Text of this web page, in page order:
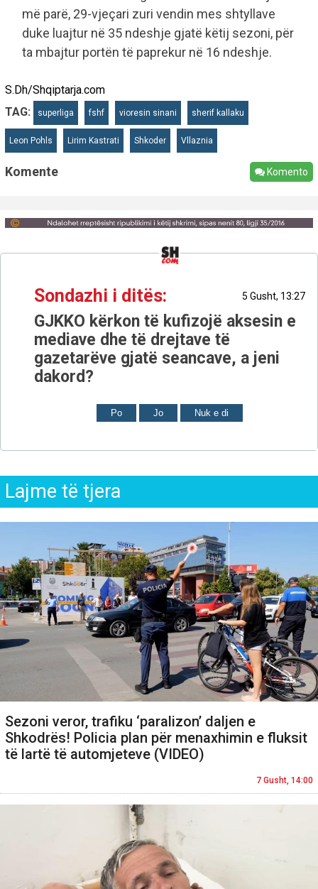
më parë, 29-vjeçari zuri vendin mes shtyllave
duke luajtur në 35 ndeshje gjatë këtij sezoni, për
ta mbajtur portën të paprekur në 16 ndeshje.
S.Dh/Shqiptarja.com
TAG:
superliga fshf vioresin sinani sherif kallaku
Leon Pohls Lirim Kastrati Shkoder Vllaznia
Komente Komento
Sondazhi i ditës: 5 Gusht, 13:27
GJKKO kërkon të kufizojë aksesin e
mediave dhe të drejtave të
gazetarëve gjatë seancave, a jeni
dakord?
Po Jo Nuk e di
Lajme të tjera
Sezoni veror, trafiku ‘paralizon’ daljen e
Shkodrës! Policia plan për menaxhimin e fluksit
të lartë të automjeteve (VIDEO)
7 Gusht, 14:00